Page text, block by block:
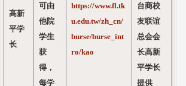
高新
平学
长
可由
他院
学生
获
得，
每学
https://www.fl.tk
u.edu.tw/zh_cn/
burse/burse_int
ro/kao
台商校
友联谊
总会会
长高新
平学长
提供